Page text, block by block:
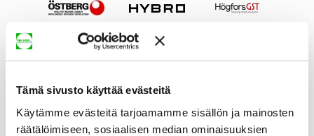
Tämä sivusto käyttää evästeitä
Käytämme evästeitä tarjoamamme sisällön ja mainosten
räätälöimiseen, sosiaalisen median ominaisuuksien